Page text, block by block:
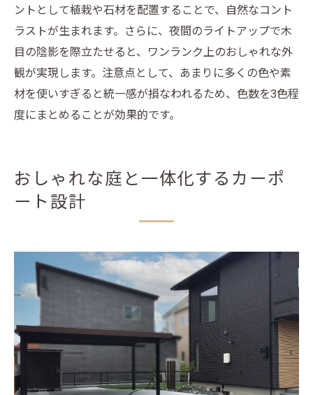
ントとして植栽や石材を配置することで、自然なコント
ラストが生まれます。さらに、夜間のライトアップで木
目の陰影を際立たせると、ワンランク上のおしゃれな外
観が実現します。注意点として、あまりに多くの色や素
材を使いすぎると統一感が損なわれるため、色数を3色程
度にまとめることが効果的です。
おしゃれな庭と一体化するカーポ
ート設計